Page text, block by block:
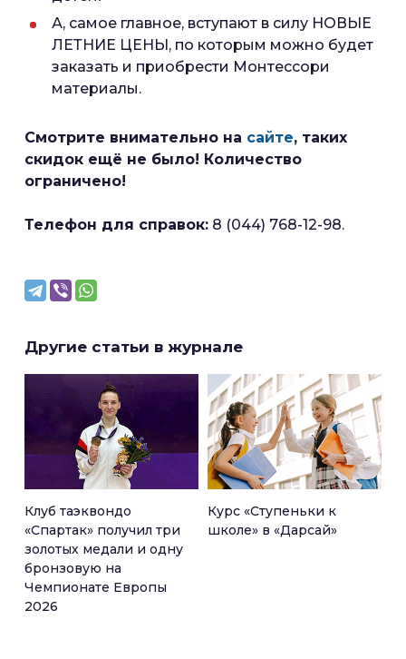
А, самое главное, вступают в силу НОВЫЕ
ЛЕТНИЕ ЦЕНЫ, по которым можно будет
заказать и приобрести Монтессори
материалы.
Смотрите внимательно на сайте, таких
скидок ещё не было! Количество
ограничено!
Телефон для справок: 8 (044) 768-12-98.
Другие статьи в журнале
Клуб таэквондо
«Спартак» получил три
золотых медали и одну
бронзовую на
Чемпионате Европы
2026
Курс «Ступеньки к
школе» в «Дарсай»